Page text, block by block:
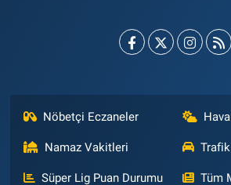
Nöbetçi Eczaneler
Namaz Vakitleri
Süper Lig Puan Durumu Tüm